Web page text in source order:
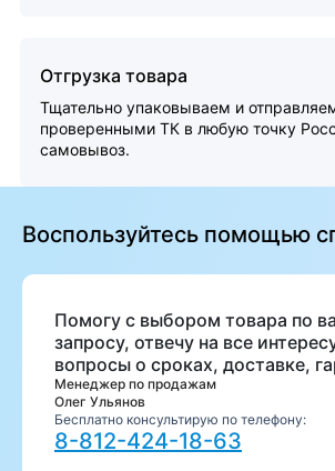
Отгрузка товара
Тщательно упаковываем и
проверенными ТК в любую точку
самовывоз.
Воспользуйтесь помощью
Помогу с выбором товара по
запросу, отвечу на все
вопросы о сроках, доставке,
Менеджер по продажам
Олег Ульянов
Бесплатно консультирую по телефону:
8-812-424-18-63